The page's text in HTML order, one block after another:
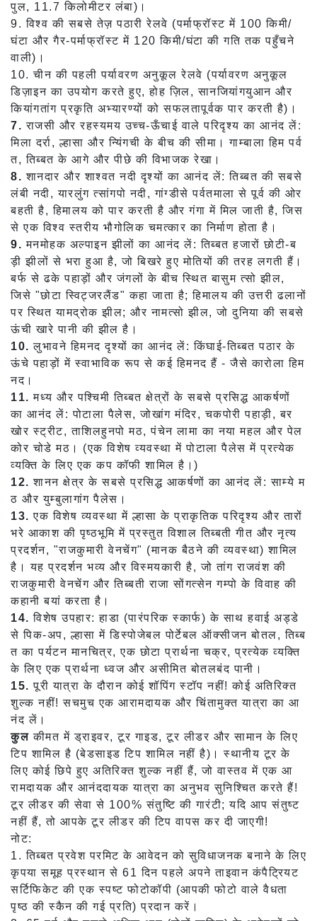
पुल, 11.7 किलोमीटर लंबा)।
9. विश्व की सबसे तेज़ पठारी रेलवे (पर्माफ्रॉस्ट में 100 किमी/
घंटा और गैर-पर्माफ्रॉस्ट में 120 किमी/घंटा की गति तक पहुँचने
वाली)।
10. चीन की पहली पर्यावरण अनुकूल रेलवे (पर्यावरण अनुकूल
डिज़ाइन का उपयोग करते हुए, होह ज़िल, सानजियांगयुआन और
कियांगतांग प्रकृति अभ्यारण्यों को सफलतापूर्वक पार करती है)।
7. राजसी और रहस्यमय उच्च-ऊँचाई वाले परिदृश्य का आनंद लें:
मिला दर्रा, ल्हासा और न्यिंगची के बीच की सीमा। गाम्बाला हिम पर्व
त, तिब्बत के आगे और पीछे की विभाजक रेखा।
8. शानदार और शाश्वत नदी दृश्यों का आनंद लें: तिब्बत की सबसे
लंबी नदी, यारलुंग त्सांगपो नदी, गांग्डीसे पर्वतमाला से पूर्व की ओर
बहती है, हिमालय को पार करती है और गंगा में मिल जाती है, जिस
से एक विश्व स्तरीय भौगोलिक चमत्कार का निर्माण होता है।
9. मनमोहक अल्पाइन झीलों का आनंद लें: तिब्बत हजारों छोटी-ब
ड़ी झीलों से भरा हुआ है, जो बिखरे हुए मोतियों की तरह लगती हैं।
बर्फ से ढके पहाड़ों और जंगलों के बीच स्थित बासुम त्सो झील,
जिसे "छोटा स्विट्जरलैंड" कहा जाता है; हिमालय की उत्तरी ढलानों
पर स्थित यामद्रोक झील; और नामत्सो झील, जो दुनिया की सबसे
ऊंची खारे पानी की झील है।
10. लुभावने हिमनद दृश्यों का आनंद लें: किंघाई-तिब्बत पठार के
ऊंचे पहाड़ों में स्वाभाविक रूप से कई हिमनद हैं - जैसे कारोला हिम
नद।
11. मध्य और पश्चिमी तिब्बत क्षेत्रों के सबसे प्रसिद्ध आकर्षणों
का आनंद लें: पोटाला पैलेस, जोखांग मंदिर, चकपोरी पहाड़ी, बर
खोर स्ट्रीट, ताशिलहुनपो मठ, पंचेन लामा का नया महल और पेल
कोर चोडे मठ। (एक विशेष व्यवस्था में पोटाला पैलेस में प्रत्येक
व्यक्ति के लिए एक कप कॉफी शामिल है।)
12. शानन क्षेत्र के सबसे प्रसिद्ध आकर्षणों का आनंद लें: साम्ये म
ठ और युम्बुलागांग पैलेस।
13. एक विशेष व्यवस्था में ल्हासा के प्राकृतिक परिदृश्य और तारों
भरे आकाश की पृष्ठभूमि में प्रस्तुत विशाल तिब्बती गीत और नृत्य
प्रदर्शन, "राजकुमारी वेनचेंग" (मानक बैठने की व्यवस्था) शामिल
है। यह प्रदर्शन भव्य और विस्मयकारी है, जो तांग राजवंश की
राजकुमारी वेनचेंग और तिब्बती राजा सोंगत्सेन गम्पो के विवाह की
कहानी बयां करता है।
14. विशेष उपहार: हाडा (पारंपरिक स्कार्फ) के साथ हवाई अड्डे
से पिक-अप, ल्हासा में डिस्पोजेबल पोर्टेबल ऑक्सीजन बोतल, तिब्ब
त का पर्यटन मानचित्र, एक छोटा प्रार्थना चक्र, प्रत्येक व्यक्ति
के लिए एक प्रार्थना ध्वज और असीमित बोतलबंद पानी।
15. पूरी यात्रा के दौरान कोई शॉपिंग स्टॉप नहीं! कोई अतिरिक्त
शुल्क नहीं! सचमुच एक आरामदायक और चिंतामुक्त यात्रा का आ
नंद लें।
कुल कीमत में ड्राइवर, टूर गाइड, टूर लीडर और सामान के लिए
टिप शामिल है (बेडसाइड टिप शामिल नहीं है)। स्थानीय टूर के
लिए कोई छिपे हुए अतिरिक्त शुल्क नहीं हैं, जो वास्तव में एक आ
रामदायक और आनंददायक यात्रा का अनुभव सुनिश्चित करते हैं!
टूर लीडर की सेवा से 100% संतुष्टि की गारंटी; यदि आप संतुष्ट
नहीं हैं, तो आपके टूर लीडर की टिप वापस कर दी जाएगी!
नोट:
1. तिब्बत प्रवेश परमिट के आवेदन को सुविधाजनक बनाने के लिए
कृपया समूह प्रस्थान से 61 दिन पहले अपने ताइवान कंपैट्रियट
सर्टिफिकेट की एक स्पष्ट फोटोकॉपी (आपकी फोटो वाले वैधता
पृष्ठ की स्कैन की गई प्रति) प्रदान करें।